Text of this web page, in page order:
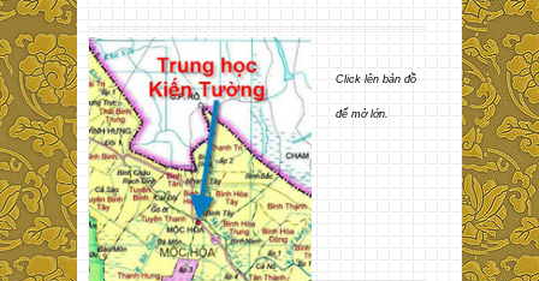
Click lên bản đồ
để mở lớn.